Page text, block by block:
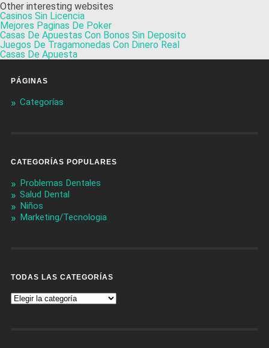
Other interesting websites
Casinos Sin Licencia
Mejores Paginas De Poker
Casas De Apuestas Con Bonos Sin Deposito
Juegos De Tragamonedas Con Dinero Real
Casas De Apuesta
PÁGINAS
Categorías
CATEGORÍAS POPULARES
Problemas Dentales
Salud Dental
Niños
Marketing/Tecnologia
TODAS LAS CATEGORÍAS
Todas
Las